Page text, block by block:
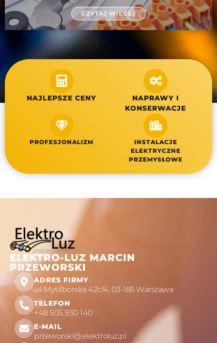
CZYTAJ WIĘCEJ
NAJLEPSZE CENY
NAPRAWY I
KONSERWACJE
PROFESJONALIZM
INSTALACJE
ELEKTRYCZNE
PRZEMYSŁOWE
ELEKTRO-LUZ MARCIN
PRZEWORSKI
ADRES FIRMY
ul. Myśliborska 42c/4, 03-185 Warszawa
TELEFON
+48 505 930 140
E-MAIL
przeworski@elektroluz.pl